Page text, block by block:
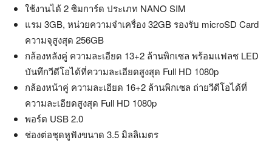
ใช้งานได้ 2 ซิมการ์ด ประเภท NANO SIM
แรม 3GB, หน่วยความจำเครื่อง 32GB รองรับ microSD Card
ความจุสูงสุด 256GB
กล้องหลังคู่ ความละเอียด 13+2 ล้านพิกเซล พร้อมแฟลช LED
บันทึกวีดีโอได้ที่ความละเอียดสูงสุด Full HD 1080p
กล้องหน้าคู่ ความละเอียด 16+2 ล้านพิกเซล ถ่ายวีดีโอได้ที่
ความละเอียดสูงสุด Full HD 1080p
พอร์ต USB 2.0
ช่องต่อชุดหูฟังขนาด 3.5 มิลลิเมตร